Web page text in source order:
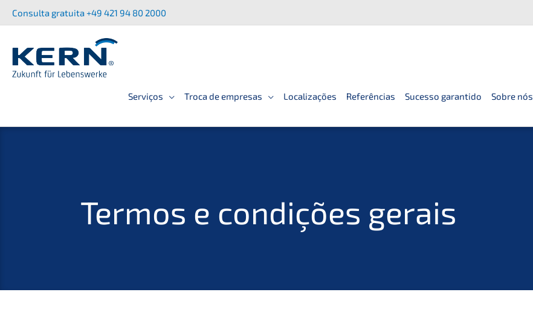
para
conteúdo
Consul­ta gratui­ta +49 421 94 80 2000
Serviços Troca de empresas Localizações Referências Sucesso garantido Sobre nós
Termos e condi­ções gerais